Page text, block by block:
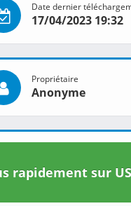
Date dernier
17/04/2023 19:32
Propriétaire
Anonyme
rapidement sur